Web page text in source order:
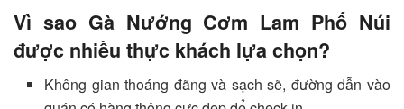
Vì sao Gà Nướng Cơm Lam Phố Núi
được nhiều thực khách lựa chọn?
Không gian thoáng đãng và sạch sẽ, đường dẫn vào